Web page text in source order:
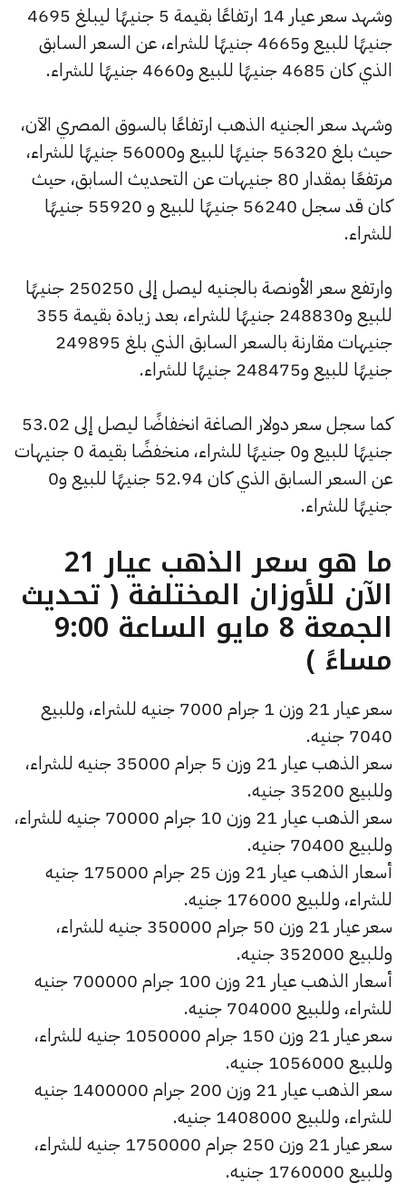
وشهد سعر عيار 14 ارتفاعًا بقيمة 5 جنيهًا ليبلغ 4695
جنيهًا للبيع و4665 جنيهًا للشراء، عن السعر السابق
الذي كان 4685 جنيهًا للبيع و4660 جنيهًا للشراء.
وشهد سعر الجنيه الذهب ارتفاعًا بالسوق المصري الآن،
حيث بلغ 56320 جنيهًا للبيع و56000 جنيهًا للشراء،
مرتفعًا بمقدار 80 جنيهات عن التحديث السابق، حيث
كان قد سجل 56240 جنيهًا للبيع و 55920 جنيهًا
للشراء.
وارتفع سعر الأونصة بالجنيه ليصل إلى 250250 جنيهًا
للبيع و248830 جنيهًا للشراء، بعد زيادة بقيمة 355
جنيهات مقارنة بالسعر السابق الذي بلغ 249895
جنيهًا للبيع و248475 جنيهًا للشراء.
كما سجل سعر دولار الصاغة انخفاضًا ليصل إلى 53.02
جنيهًا للبيع و0 جنيهًا للشراء، منخفضًا بقيمة 0 جنيهات
عن السعر السابق الذي كان 52.94 جنيهًا للبيع و0
جنيهًا للشراء.
ما هو سعر الذهب عيار 21
الآن للأوزان المختلفة ( تحديث
الجمعة 8 مايو الساعة 9:00
مساءً )
سعر عيار 21 وزن 1 جرام 7000 جنيه للشراء، وللبيع
7040 جنيه.
سعر الذهب عيار 21 وزن 5 جرام 35000 جنيه للشراء،
وللبيع 35200 جنيه.
سعر الذهب عيار 21 وزن 10 جرام 70000 جنيه للشراء،
وللبيع 70400 جنيه.
أسعار الذهب عيار 21 وزن 25 جرام 175000 جنيه
للشراء، وللبيع 176000 جنيه.
سعر عيار 21 وزن 50 جرام 350000 جنيه للشراء،
وللبيع 352000 جنيه.
أسعار الذهب عيار 21 وزن 100 جرام 700000 جنيه
للشراء، وللبيع 704000 جنيه.
سعر عيار 21 وزن 150 جرام 1050000 جنيه للشراء،
وللبيع 1056000 جنيه.
سعر الذهب عيار 21 وزن 200 جرام 1400000 جنيه
للشراء، وللبيع 1408000 جنيه.
سعر عيار 21 وزن 250 جرام 1750000 جنيه للشراء،
وللبيع 1760000 جنيه.